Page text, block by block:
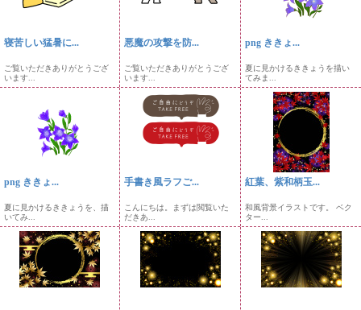
寝苦しい猛暑に...
ご覧いただきありがとうござ
います...
悪魔の攻撃を防...
ご覧いただきありがとうござ
います...
png ききょ...
夏に見かけるききょうを描い
てみま...
png ききょ...
夏に見かけるききょうを、描
いてみ...
手書き風ラフご...
こんにちは。まずは閲覧いた
だきあ...
紅葉、紫和柄玉...
和風背景イラストです。 ベク
ター...